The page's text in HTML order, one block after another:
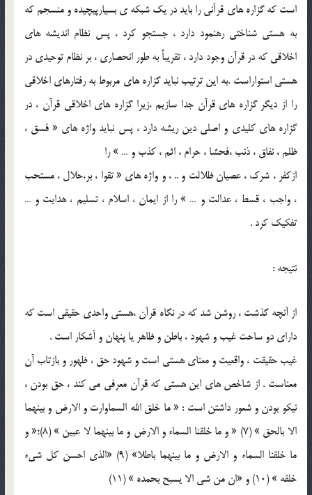
است که گزاره هاي قرآني را بايد در يک شبکه ي بسيارپيچيده و منسجم که
به هستي شناختي رهنمود دارد ، جستجو کرد ، پس نظام انديشه هاي
اخلاقي که در قرآن وجود دارد ، تقريباً به طور انحصاري ، بر نظام توحيدي در
هستي استواراست .به اين ترتيب نبايد گزاره هاي مربوط به رفتارهاي اخلاقي
را از ديگر گزاره هاي قرآن جدا سازيم ،زيرا گزاره هاي اخلاقي قرآن ، در
گزاره هاي کليدي و اصلي دين ريشه دارد ، پس نبايد واژه هاي « فسق ،
ظلم ، نفاق ، ذنب ،فحشا ، حرام ، اثم ، کذب و … » را
ازکفر ، شرک ، عصيان ظلالت و .. ، و واژه هاي « تقوا ، بر،حلال ، مستحب
، واجب ، قسط ، عدالت و … » را از ايمان ، اسلام ، تسليم ، هدايت و …
تفکيک کرد .
نتيجه :
از آنچه گذشت ، روشن شد که در نگاه قرآن ،هستي واحدي حقيقي است که
داراي دو ساحت غيب و شهود ، باطن و ظاهر يا پنهان و آشکار است .
غيب حقيقت ، واقعيت و معناي هستي است و شهود حق ، ظهور و بازتاب آن
معناست . از شاخص هاي اين هستي که قرآن معرفي مي کند ، حق بودن ،
نيکو بودن و شعور داشتن است : « ما خلق الله السماوارت و الارض و بينهما
الا بالحق » (7) « و ما خلقنا السماء و الارض و ما بينهما لا عبين » (8)؛« و
ما خلقنا السماء و الارض و ما بينهما باطلا» (9) «الذي احسن کل شيء
خلقه » (10) و «ان من شي الا يسبح بحمده » (11)